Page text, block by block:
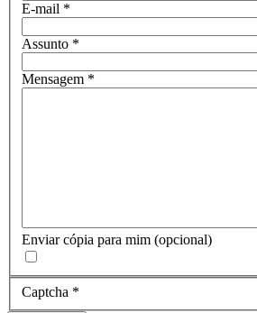
E-mail *
Assunto *
Mensagem *
Enviar cópia para mim (opcional)
Captcha *